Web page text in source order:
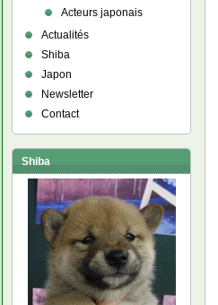
Acteurs japonais
Actualités
Shiba
Japon
Newsletter
Contact
Shiba